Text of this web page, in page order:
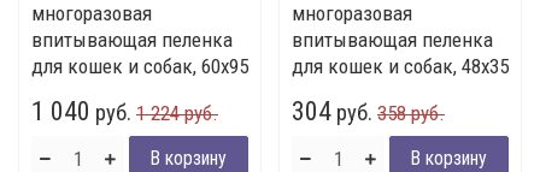
многоразовая
впитывающая пеленка
для кошек и собак, 60х95
1 040 руб. 1 224 руб.
многоразовая
впитывающая пеленка
для кошек и собак, 48х35
304 руб. 358 руб.